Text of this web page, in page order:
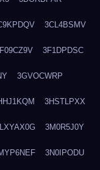
3CL4BSMV
3F1DPDSC
3GVOCWRP
3HSTLPXX
3M0R5J0Y
3N0IPODU